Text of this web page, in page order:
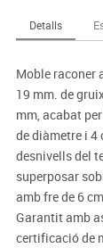
Detalls
Moble raconer
19 mm. de
mm, acabat
de diàmetre i
desnivells del
superposar
amb fre de 6
Garantit amb
certificació de